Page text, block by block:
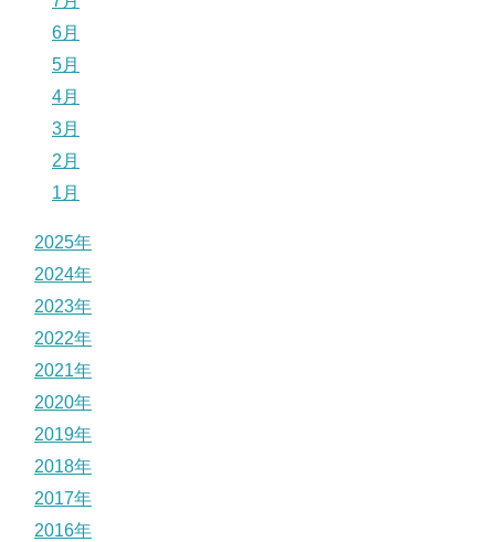
6月
5月
4月
3月
2月
1月
2025年
2024年
2023年
2022年
2021年
2020年
2019年
2018年
2017年
2016年